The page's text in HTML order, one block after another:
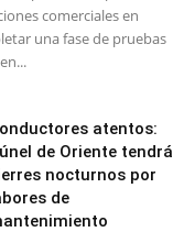
comerciales en
una fase de pruebas
atentos:
de Oriente tendrá
nocturnos por
de